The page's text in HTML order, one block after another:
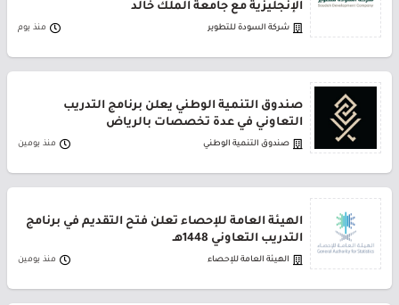
الإنجليزية مع جامعة الملك خالد
شركة السودة للتطوير منذ يوم
صندوق التنمية الوطني يعلن برنامج التدريب
التعاوني في عدة تخصصات بالرياض
صندوق التنمية الوطني منذ يومين
الهيئة العامة للإحصاء تعلن فتح التقديم في برنامج
التدريب التعاوني 1448هـ
الهيئة العامة للإحصاء منذ يومين